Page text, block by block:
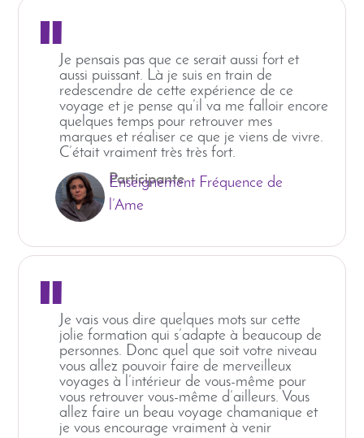
"Je pensais pas que ce serait aussi fort et
aussi puissant. Là je suis en train de
redescendre de cette expérience de ce
voyage et je pense qu’il va me falloir encore
quelques temps pour retrouver mes
marques et réaliser ce que je viens de vivre.
C’était vraiment très très fort.
Participante
Enseignement Fréquence de
l’Ame
"Je vais vous dire quelques mots sur cette
jolie formation qui s’adapte à beaucoup de
personnes. Donc quel que soit votre niveau
vous allez pouvoir faire de merveilleux
voyages à l’intérieur de vous-même pour
vous retrouver vous-même d’ailleurs. Vous
allez faire un beau voyage chamanique et
je vous encourage vraiment à venir